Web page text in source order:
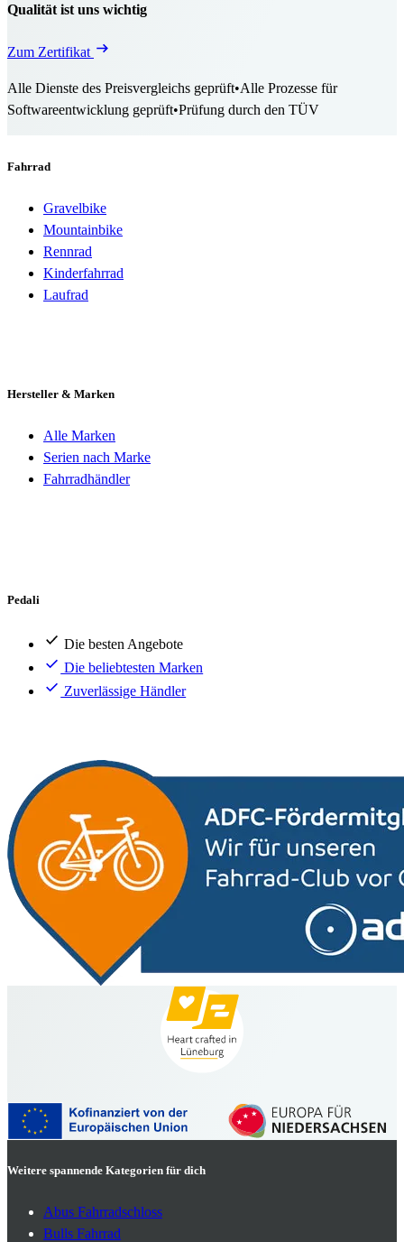
Qualität ist uns wichtig
Zum Zertifikat
Alle Dienste des Preisvergleichs geprüft•Alle Prozesse für
Softwareentwicklung geprüft•Prüfung durch den TÜV
Fahrrad
Gravelbike
Mountainbike
Rennrad
Kinderfahrrad
Laufrad
Hersteller & Marken
Alle Marken
Serien nach Marke
Fahrradhändler
Pedali
Die besten Angebote
Die beliebtesten Marken
Zuverlässige Händler
Weitere spannende Kategorien für dich
Abus Fahrradschloss
Bulls Fahrrad